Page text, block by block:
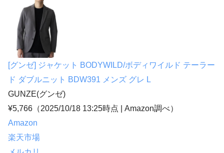
[グンゼ] ジャケット BODYWILD/ボディワイルド テーラー
ド ダブルニット BDW391 メンズ グレ L
GUNZE(グンゼ)
¥5,766 （2025/10/18 13:25時点 | Amazon調べ）
Amazon
楽天市場